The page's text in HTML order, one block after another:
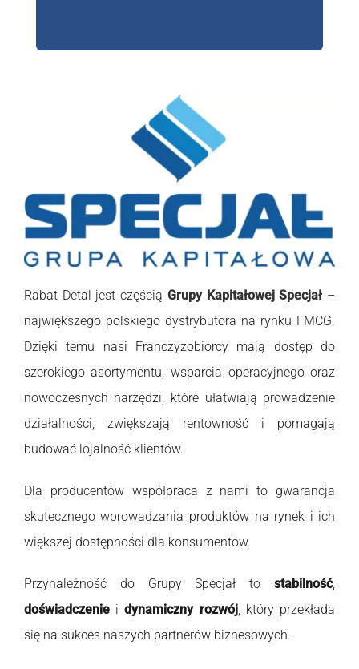
Rabat Detal jest częścią Grupy Kapitałowej Specjał –
największego polskiego dystrybutora na rynku FMCG.
Dzięki temu nasi Franczyzobiorcy mają dostęp do
szerokiego asortymentu, wsparcia operacyjnego oraz
nowoczesnych narzędzi, które ułatwiają prowadzenie
działalności, zwiększają rentowność i pomagają
budować lojalność klientów.
Dla producentów współpraca z nami to gwarancja
skutecznego wprowadzania produktów na rynek i ich
większej dostępności dla konsumentów.
Przynależność do Grupy Specjał tostabilność,
doświadczenie idynamiczny rozwój, który przekłada
się na sukces naszych partnerów biznesowych.